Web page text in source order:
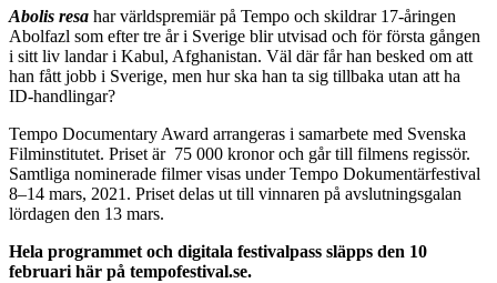
Abolis resa har världspremiär på Tempo och skildrar 17-åringen
Abolfazl som efter tre år i Sverige blir utvisad och för första gången
i sitt liv landar i Kabul, Afghanistan. Väl där får han besked om att
han fått jobb i Sverige, men hur ska han ta sig tillbaka utan att ha
ID-handlingar?
Tempo Documentary Award arrangeras i samarbete med Svenska
Filminstitutet. Priset är 75 000 kronor och går till filmens regissör.
Samtliga nominerade filmer visas under Tempo Dokumentärfestival
8–14 mars, 2021. Priset delas ut till vinnaren på avslutningsgalan
lördagen den 13 mars.
Hela programmet och digitala festivalpass släpps den 10
februari här på tempofestival.se.